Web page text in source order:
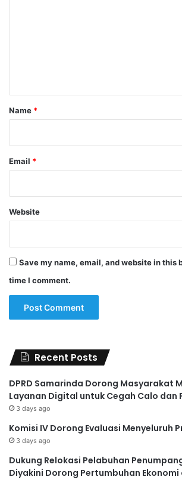
*
Name *
Email *
Website
Save my name, email, and website in this
time I comment.
Recent Posts
DPRD Samarinda Dorong Masyarakat
Layanan Digital untuk Cegah Calo dan
3 days ago
Komisi IV Dorong Evaluasi Menyeluruh
3 days ago
Dukung Relokasi Pelabuhan
Diyakini Dorong Pertumbuhan Ekonomi